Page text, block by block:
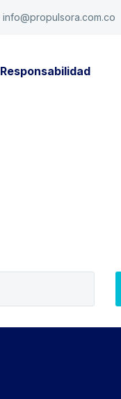
info@propulsora.com.co
Responsabilidad